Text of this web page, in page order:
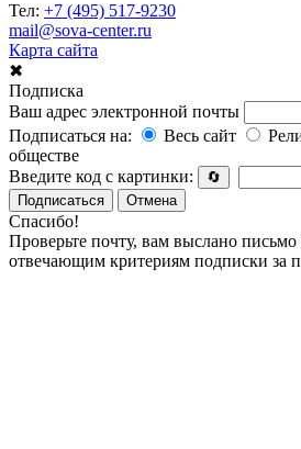
Тел: +7 (495) 517-9230
mail@sova-center.ru
Карта сайта
✖
Подписка
Ваш адрес электронной почты
Подписаться на:
Весь сайт
обществе
Введите код с картинки:
🔄
Подписаться
Отмена
Спасибо!
Проверьте почту, вам выслано письмо
отвечающим критериям подписки за